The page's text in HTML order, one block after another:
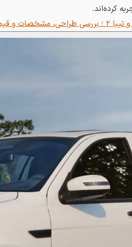
کرده‌اند.
و قیمت